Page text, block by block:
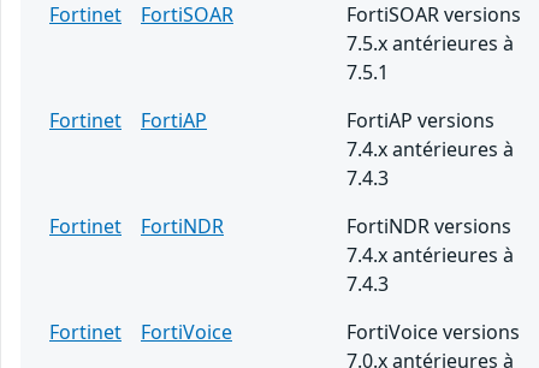
Fortinet
FortiSOAR
FortiSOAR versions
7.5.x antérieures à
7.5.1
Fortinet
FortiAP
FortiAP versions
7.4.x antérieures à
7.4.3
Fortinet
FortiNDR
FortiNDR versions
7.4.x antérieures à
7.4.3
Fortinet
FortiVoice
FortiVoice versions
7.0.x antérieures à